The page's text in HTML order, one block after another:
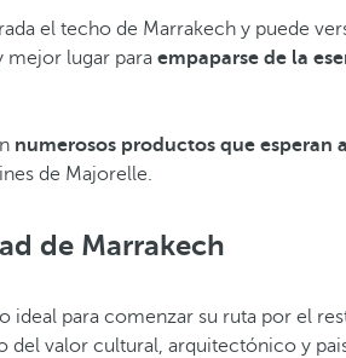
el techo de Marrakech y puede
mejor lugar para empaparse de la
numerosos productos que esperan
de Majorelle.
de Marrakech
para comenzar su ruta por el
del valor cultural, arquitectónico y